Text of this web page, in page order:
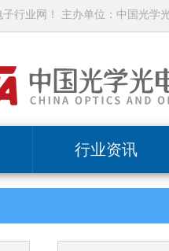
行业网！ 主办单位：中国光学
行业资讯